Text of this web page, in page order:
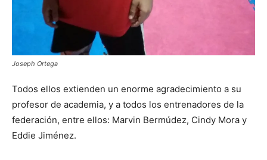
Joseph Ortega
Todos ellos extienden un enorme agradecimiento a su
profesor de academia, y a todos los entrenadores de la
federación, entre ellos: Marvin Bermúdez, Cindy Mora y
Eddie Jiménez.